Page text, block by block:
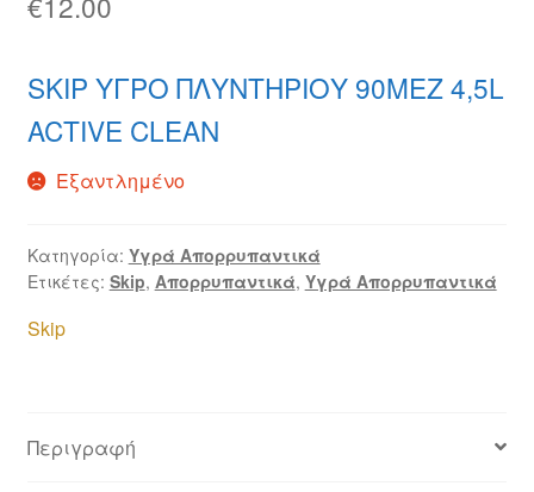
SKIP ΥΓΡΟ ΠΛΥΝΤΗΡΙΟΥ 90ΜΕΖ 4,5L
ACTIVE CLEAN
Εξαντλημένο
Κατηγορία: Υγρά Απορρυπαντικά
Ετικέτες: Skip, Απορρυπαντικά, Υγρά Απορρυπαντικά
Skip
Περιγραφή